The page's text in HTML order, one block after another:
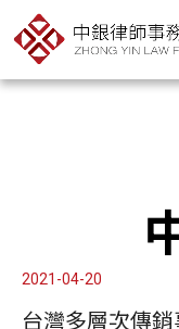
2021-04-20
台灣多層次傳